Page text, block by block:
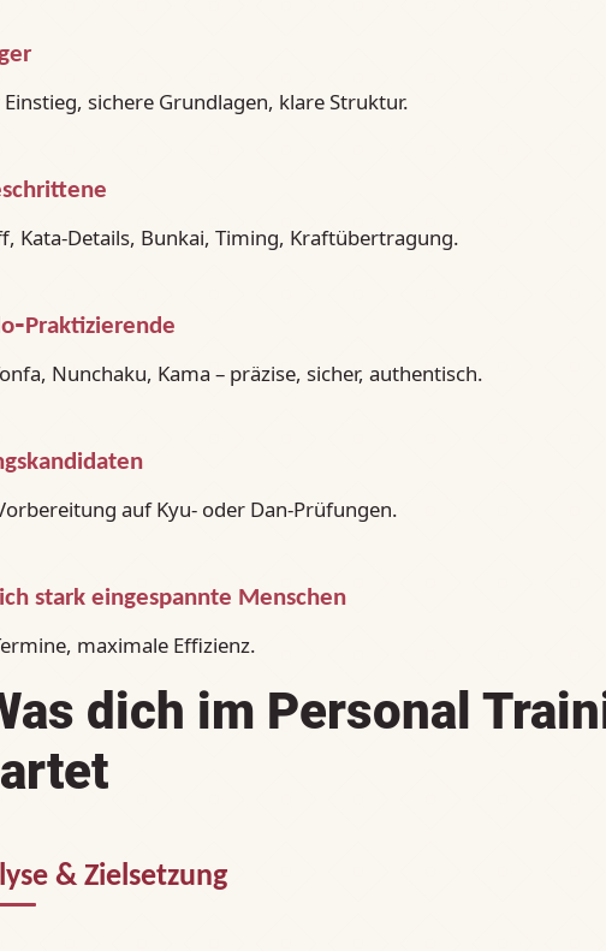
Einstieg, sichere Grundlagen, klare Struktur.
Kata‑Details, Bunkai, Timing, Kraftübertragung.
Nunchaku, Kama – präzise, sicher, authentisch.
auf Kyu‑ oder Dan‑Prüfungen.
stark eingespannte Menschen
maximale Effizienz.
dich im Personal
& Zielsetzung